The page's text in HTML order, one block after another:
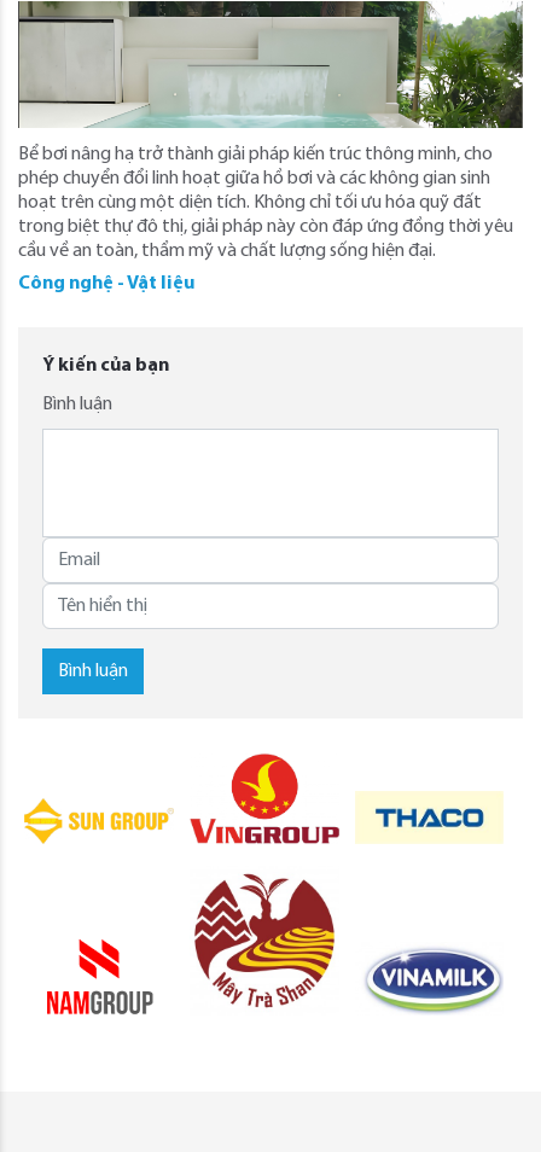
Bể bơi nâng hạ trở thành giải pháp kiến trúc thông minh, cho
phép chuyển đổi linh hoạt giữa hồ bơi và các không gian sinh
hoạt trên cùng một diện tích. Không chỉ tối ưu hóa quỹ đất
trong biệt thự đô thị, giải pháp này còn đáp ứng đồng thời yêu
cầu về an toàn, thẩm mỹ và chất lượng sống hiện đại.
Công nghệ - Vật liệu
Ý kiến của bạn
Bình luận
Bình luận